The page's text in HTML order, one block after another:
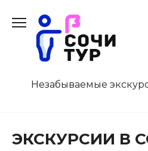
содержанию
Незабываемые
ЭКСКУРСИИ В